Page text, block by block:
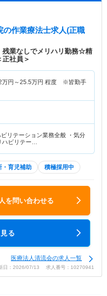
の作業療法士求人(正職
残業なしでメリハリ勤務☆精
社員＞
万円～25.5万円 程度 ※皆勤手
ビリテーション業務全般 ・気分
ハビリテー…
・育児補助 積極採用中
を問い合わせる
る
医療法人清流会の求人一覧
日：2026/07/13 求人番号：10270941